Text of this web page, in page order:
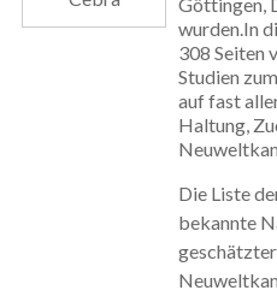
wurden.In
308 Seiten
Studien
auf fast
Haltung,
Die Liste
bekannte